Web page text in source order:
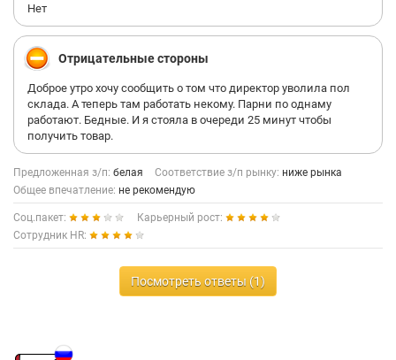
Нет
Отрицательные стороны
Доброе утро хочу сообщить о том что директор уволила пол
склада. А теперь там работать некому. Парни по однаму
работают. Бедные. И я стояла в очереди 25 минут чтобы
получить товар.
Предложенная з/п: белая Соответствие з/п рынку: ниже рынка
Общее впечатление: не рекомендую
Соц.пакет:
Карьерный рост:
Сотрудник HR:
Посмотреть ответы (1)